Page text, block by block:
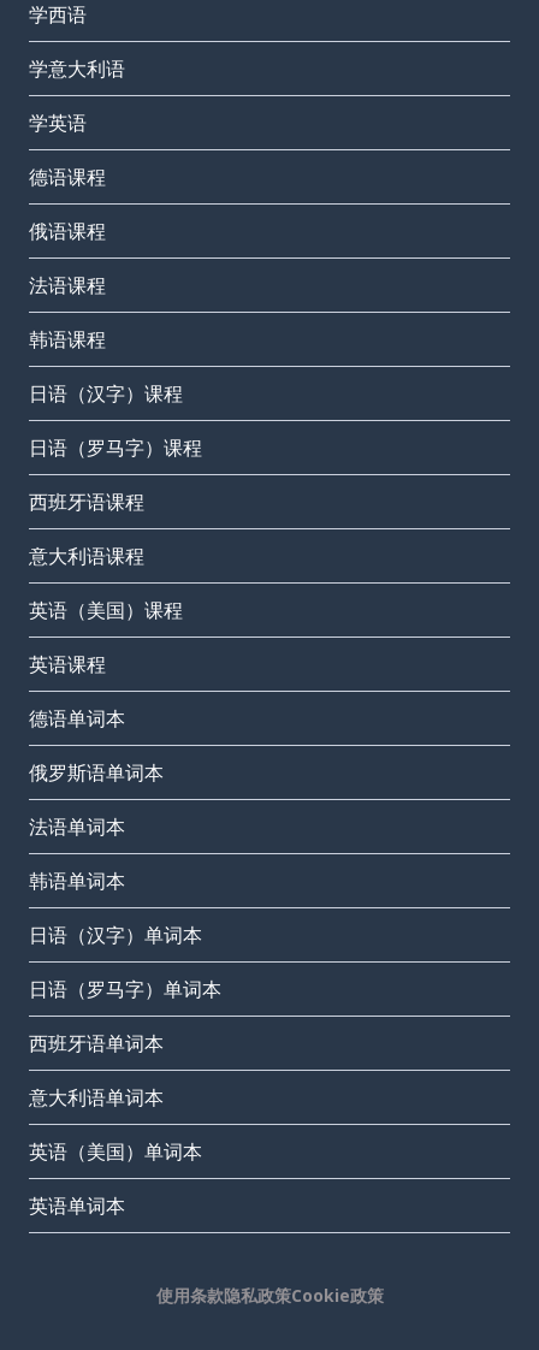
学西语
学意大利语
学英语
德语课程
俄语课程
法语课程
韩语课程
日语（汉字）课程
日语（罗马字）课程
西班牙语课程
意大利语课程
英语（美国）课程
英语课程
德语单词本
俄罗斯语单词本
法语单词本
韩语单词本
日语（汉字）单词本
日语（罗马字）单词本
西班牙语单词本
意大利语单词本
英语（美国）单词本
英语单词本
使用条款隐私政策Cookie政策